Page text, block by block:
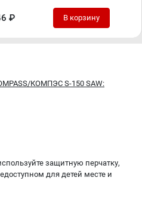
₽ В корзину
КОМПЭС S-150 SAW:
защитную перчатку,
для детей месте и